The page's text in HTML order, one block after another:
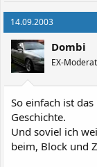
14.09.2003
Dombi
EX-
So einfach ist
Geschichte.
Und soviel ich
beim, Block und